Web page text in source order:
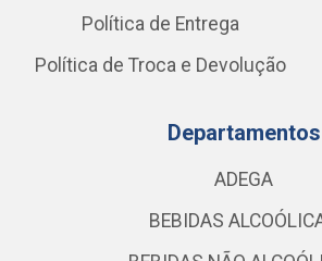
Política de Entrega
Política de Troca e Devolução
Departamentos
ADEGA
BEBIDAS